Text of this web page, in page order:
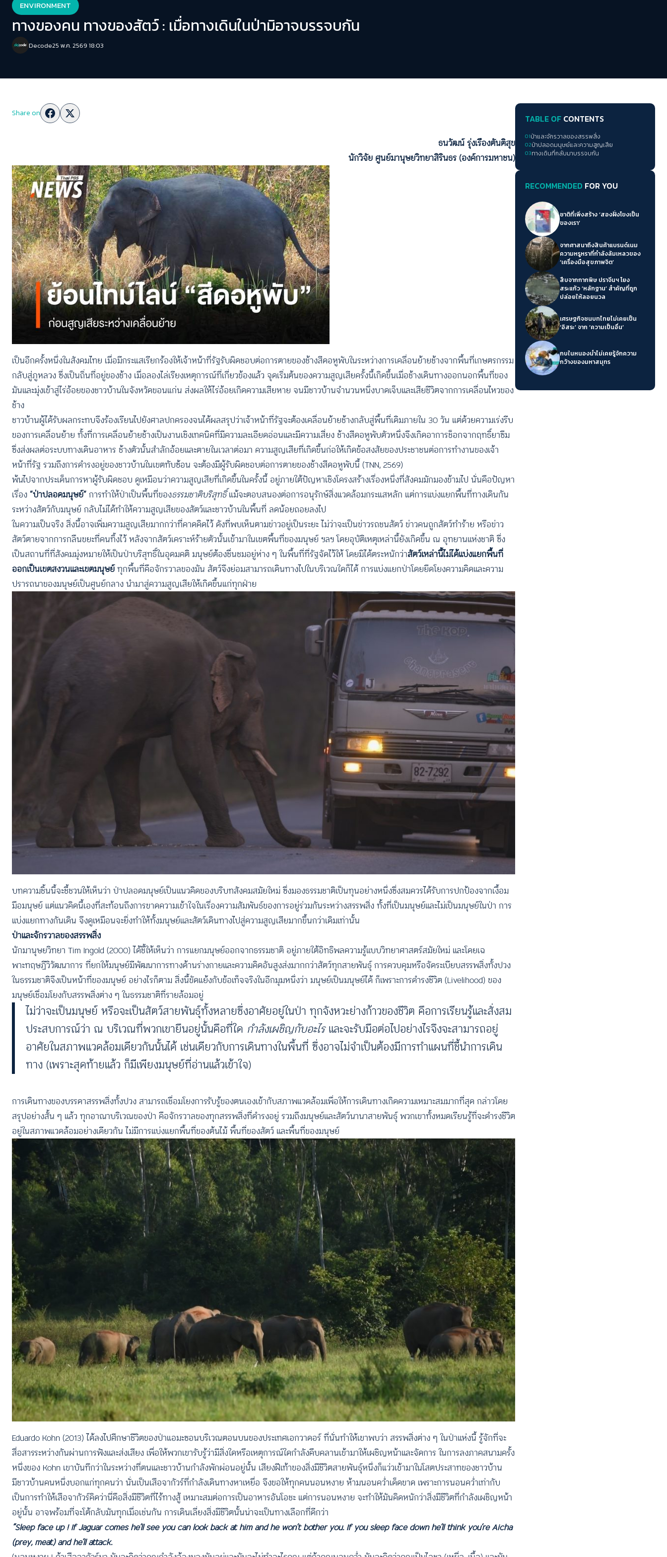
ENVIRONMENT
ทางของคน ทางของสัตว์ : เมื่อทางเดินในป่ามิอาจบรรจบกัน
Decode25 พ.ค. 2569 18:03
Share on
ธนวัฒน์ รุ่งเรืองตันติสุข
นักวิจัย ศูนย์มานุษยวิทยาสิรินธร (องค์การมหาชน)
เป็นอีกครั้งหนึ่งในสังคมไทย เมื่อมีกระแสเรียกร้องให้เจ้าหน้าที่รัฐรับผิดชอบต่อการตายของช้างสีดอหูพับในระหว่างการเคลื่อนย้ายช้างจากพื้นที่เกษตรกรรม
กลับสู่ภูหลวง ซึ่งเป็นถิ่นที่อยู่ของช้าง เมื่อลองไล่เรียงเหตุการณ์ที่เกี่ยวข้องแล้ว จุดเริ่มต้นของความสูญเสียครั้งนี้เกิดขึ้นเมื่อช้างเดินทางออกนอกพื้นที่ของ
มันและมุ่งเข้าสู่ไร่อ้อยของชาวบ้านในจังหวัดขอนแก่น ส่งผลให้ไร่อ้อยเกิดความเสียหาย จนมีชาวบ้านจำนวนหนึ่งบาดเจ็บและเสียชีวิตจากการเคลื่อนไหวของ
ช้าง
ชาวบ้านผู้ได้รับผลกระทบจึงร้องเรียนไปยังศาลปกครองจนได้ผลสรุปว่าเจ้าหน้าที่รัฐจะต้องเคลื่อนย้ายช้างกลับสู่พื้นที่เดิมภายใน 30 วัน แต่ด้วยความเร่งรีบ
ของการเคลื่อนย้าย ทั้งที่การเคลื่อนย้ายช้างเป็นงานเชิงเทคนิคที่มีความละเอียดอ่อนและมีความเสี่ยง ช้างสีดอหูพับตัวหนึ่งจึงเกิดอาการช็อกจากฤทธิ์ยาซึม
ซึ่งส่งผลต่อระบบทางเดินอาหาร ช้างตัวนั้นสำลักอ้อยและตายในเวลาต่อมา ความสูญเสียที่เกิดขึ้นก่อให้เกิดข้อสงสัยของประชาชนต่อการทำงานของเจ้า
หน้าที่รัฐ รวมถึงการดำรงอยู่ของชาวบ้านในเขตทับซ้อน จะต้องมีผู้รับผิดชอบต่อการตายของช้างสีดอหูพับนี้ (TNN, 2569)
พ้นไปจากประเด็นการหาผู้รับผิดชอบ ดูเหมือนว่าความสูญเสียที่เกิดขึ้นในครั้งนี้ อยู่ภายใต้ปัญหาเชิงโครงสร้างเรื่องหนึ่งที่สังคมมักมองข้ามไป นั่นคือปัญหา
เรื่อง“ป่าปลอดมนุษย์”การทำให้ป่าเป็นพื้นที่ของธรรมชาติบริสุทธิ์แม้จะตอบสนองต่อการอนุรักษ์สิ่งแวดล้อมกระแสหลัก แต่การแบ่งแยกพื้นที่ทางเดินกัน
ระหว่างสัตว์กับมนุษย์ กลับไม่ได้ทำให้ความสูญเสียของสัตว์และชาวบ้านในพื้นที่ ลดน้อยถอยลงไป
ในความเป็นจริง สิ่งนี้อาจเพิ่มความสูญเสียมากกว่าที่คาดคิดไว้ ดังที่พบเห็นตามข่าวอยู่เป็นระยะ ไม่ว่าจะเป็นข่าวรถชนสัตว์ ข่าวคนถูกสัตว์ทำร้าย หรือข่าว
สัตว์ตายจากการกลืนขยะที่คนทิ้งไว้ หลังจากสัตว์เคราะห์ร้ายตัวนั้นเข้ามาในเขตพื้นที่ของมนุษย์ ฯลฯ โดยอุบัติเหตุเหล่านี้ยังเกิดขึ้น ณ อุทยานแห่งชาติ ซึ่ง
เป็นสถานที่ที่สังคมมุ่งหมายให้เป็นป่าบริสุทธิ์ในอุดมคติ มนุษย์ต้องชื่นชมอยู่ห่าง ๆ ในพื้นที่ที่รัฐจัดไว้ให้ โดยมิได้ตระหนักว่าสัตว์เหล่านี้ไม่ได้แบ่งแยกพื้นที่
ออกเป็นเขตสงวนและเขตมนุษย์ทุกพื้นที่คือจักรวาลของมัน สัตว์จึงย่อมสามารถเดินทางไปในบริเวณใดก็ได้ การแบ่งแยกป่าโดยยึดโยงความคิดและความ
ปรารถนาของมนุษย์เป็นศูนย์กลาง นำมาสู่ความสูญเสียให้เกิดขึ้นแก่ทุกฝ่าย
บทความชิ้นนี้จะชี้ชวนให้เห็นว่า ป่าปลอดมนุษย์เป็นแนวคิดของบริบทสังคมสมัยใหม่ ซึ่งมองธรรมชาติเป็นทุนอย่างหนึ่งซึ่งสมควรได้รับการปกป้องจากเงื้อม
มือมนุษย์ แต่แนวคิดนี้เองที่สะท้อนถึงการขาดความเข้าใจในเรื่องความสัมพันธ์ของการอยู่ร่วมกันระหว่างสรรพสิ่ง ทั้งที่เป็นมนุษย์และไม่เป็นมนุษย์ในป่า การ
แบ่งแยกทางกันเดิน จึงดูเหมือนจะยิ่งทำให้ทั้งมนุษย์และสัตว์เดินทางไปสู่ความสูญเสียมากขึ้นกว่าเดิมเท่านั้น
ป่าและจักรวาลของสรรพสิ่ง
นักมานุษยวิทยา Tim Ingold (2000) ได้ชี้ให้เห็นว่า การแยกมนุษย์ออกจากธรรมชาติ อยู่ภายใต้อิทธิพลความรู้แบบวิทยาศาสตร์สมัยใหม่ และโดยเฉ
พาะทฤษฏีวิวัฒนาการ ที่ยกให้มนุษย์มีพัฒนาการทางด้านร่างกายและความคิดอันสูงส่งมากกว่าสัตว์ทุกสายพันธุ์ การควบคุมหรือจัดระเบียบสรรพสิ่งทั้งปวง
ในธรรมชาติจึงเป็นหน้าที่ของมนุษย์ อย่างไรก็ตาม สิ่งนี้ขัดแย้งกับข้อเท็จจริงในอีกมุมหนึ่งว่า มนุษย์เป็นมนุษย์ได้ ก็เพราะการดำรงชีวิต (Livelihood) ของ
มนุษย์เชื่อมโยงกับสรรพสิ่งต่าง ๆ ในธรรมชาติที่รายล้อมอยู่
ไม่ว่าจะเป็นมนุษย์ หรือจะเป็นสัตว์สายพันธุ์ทั้งหลายซึ่งอาศัยอยู่ในป่า ทุกจังหวะย่างก้าวของชีวิต คือการเรียนรู้และสั่งสม
ประสบการณ์ว่า ณ บริเวณที่พวกเขายืนอยู่นั้นคือที่ใด กำลังเผชิญกับอะไรและจะรับมือต่อไปอย่างไรจึงจะสามารถอยู่
อาศัยในสภาพแวดล้อมเดียวกันนั้นได้ เช่นเดียวกับการเดินทางในพื้นที่ ซึ่งอาจไม่จำเป็นต้องมีการทำแผนที่ชี้นำการเดิน
ทาง (เพราะสุดท้ายแล้ว ก็มีเพียงมนุษย์ที่อ่านแล้วเข้าใจ)
การเดินทางของบรรดาสรรพสิ่งทั้งปวง สามารถเชื่อมโยงการรับรู้ของตนเองเข้ากับสภาพแวดล้อมเพื่อให้การเดินทางเกิดความเหมาะสมมากที่สุด กล่าวโดย
สรุปอย่างสั้น ๆ แล้ว ทุกอาณาบริเวณของป่า คือจักรวาลของทุกสรรพสิ่งที่ดำรงอยู่ รวมถึงมนุษย์และสัตว์นานาสายพันธุ์ พวกเขาทั้งหมดเรียนรู้ที่จะดำรงชีวิต
อยู่ในสภาพแวดล้อมอย่างเดียวกัน ไม่มีการแบ่งแยกพื้นที่ของต้นไม้ พื้นที่ของสัตว์ และพื้นที่ของมนุษย์
Eduardo Kohn (2013) ได้ลงไปศึกษาชีวิตของป่าแอมะซอนบริเวณตอนบนของประเทศเอกวาดอร์ ที่นั่นทำให้เขาพบว่า สรรพสิ่งต่าง ๆ ในป่าแห่งนี้ รู้จักที่จะ
สื่อสารระหว่างกันผ่านการฟังและส่งเสียง เพื่อให้พวกเขารับรู้ว่ามีสิ่งใดหรือเหตุการณ์ใดกำลังคืบคลานเข้ามาให้เผชิญหน้าและจัดการ ในการลงภาคสนามครั้ง
หนึ่งของ Kohn เขาบันทึกว่าในระหว่างที่ตนและชาวบ้านกำลังพักผ่อนอยู่นั้น เสียงฝีเท้าของสิ่งมีชีวิตสายพันธุ์หนึ่งก็แว่วเข้ามาในโสตประสาทของชาวบ้าน
มีชาวบ้านคนหนึ่งบอกแก่ทุกคนว่า นั่นเป็นเสือจากัวร์ที่กำลังเดินทางหาเหยื่อ จึงขอให้ทุกคนนอนหงาย ห้ามนอนคว่ำเด็ดขาด เพราะการนอนคว่ำเท่ากับ
เป็นการทำให้เสือจากัวร์คิดว่านี่คือสิ่งมีชีวิตที่ไร้ทางสู้ เหมาะสมต่อการเป็นอาหารอันโอชะ แต่การนอนหงาย จะทำให้มันคิดหนักว่าสิ่งมีชีวิตที่กำลังเผชิญหน้า
อยู่นั้น อาจพร้อมที่จะโต้กลับมันทุกเมื่อเช่นกัน การเดินเลี่ยงสิ่งมีชีวิตนั้นน่าจะเป็นทางเลือกที่ดีกว่า
“Sleep face up ! If Jaguar comes he’ll see you can look back at him and he won’t bother you. If you sleep face down he’ll think you’re Aicha
(prey, meat) and he’ll attack.
TABLE OF CONTENTS
01ป่าและจักรวาลของสรรพสิ่ง
02ป่าปลอดมนุษย์และความสูญเสีย
03ทางเดินที่กลับมาบรรจบกัน
RECOMMENDED FOR YOU
ชาติที่เพิ่งสร้าง ‘สองฝั่งโขงเป็น
ของเรา’
จากศาสนาถึงสินค้าแบรนด์เนม
ความหรูหราที่กำลังล้มเหลวของ
‘เครื่องมือสุขภาพจิต’
สืบจากกากพิษ ปราจีนฯ โยง
สระแก้ว ‘หลักฐาน’ สำคัญที่ถูก
ปล่อยให้ลอยนวล
เศรษฐกิจชนบทไทยไม่เคยเป็น
‘อิสระ’ จาก ‘ความเป็นอื่น’
กบในหนองน้ำไม่เคยรู้จักความ
กว้างของมหาสมุทร